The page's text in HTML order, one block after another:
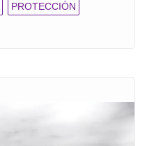
PROTECCIÓN